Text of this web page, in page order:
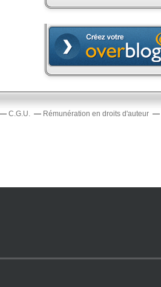
C.G.U. Rémunération en droits d'auteur